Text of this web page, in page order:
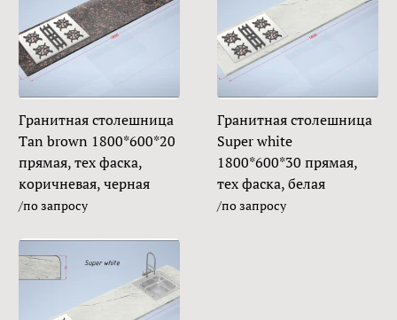
Гранитная столешница
Tan brown 1800*600*20
прямая, тех фаска,
коричневая, черная
/по запросу
Гранитная столешница
Super white
1800*600*30 прямая,
тех фаска, белая
/по запросу